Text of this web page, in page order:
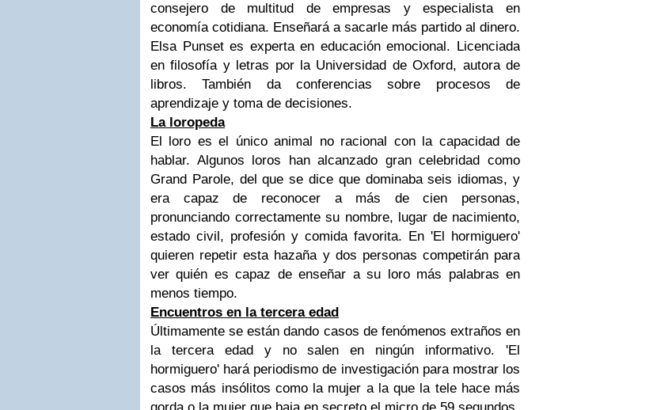
consejero de multitud de empresas y especialista en
economía cotidiana. Enseñará a sacarle más partido al dinero.
Elsa Punset es experta en educación emocional. Licenciada
en filosofía y letras por la Universidad de Oxford, autora de
libros. También da conferencias sobre procesos de
aprendizaje y toma de decisiones.
La loropeda
El loro es el único animal no racional con la capacidad de
hablar. Algunos loros han alcanzado gran celebridad como
Grand Parole, del que se dice que dominaba seis idiomas, y
era capaz de reconocer a más de cien personas,
pronunciando correctamente su nombre, lugar de nacimiento,
estado civil, profesión y comida favorita. En 'El hormiguero'
quieren repetir esta hazaña y dos personas competirán para
ver quién es capaz de enseñar a su loro más palabras en
menos tiempo.
Encuentros en la tercera edad
Últimamente se están dando casos de fenómenos extraños en
la tercera edad y no salen en ningún informativo. 'El
hormiguero' hará periodismo de investigación para mostrar los
casos más insólitos como la mujer a la que la tele hace más